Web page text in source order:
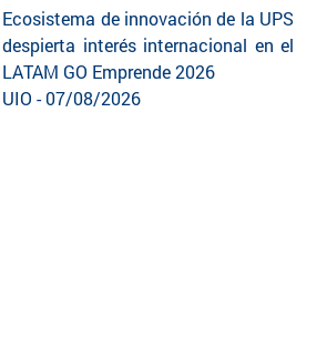
Ecosistema de innovación de la UPS
despierta interés internacional en el
LATAM GO Emprende 2026
UIO - 07/08/2026